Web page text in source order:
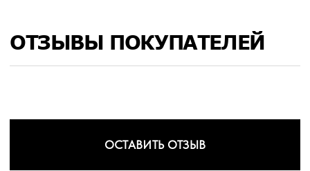
ОТЗЫВЫ ПОКУПАТЕЛЕЙ
ОСТАВИТЬ ОТЗЫВ